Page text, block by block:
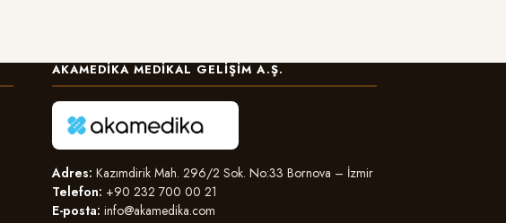
AKAMEDIKA MEDIKAL GELIŞIM A.Ş.
Adres: Kazımdirik Mah. 296/2 Sok. No:33 Bornova – İzmir
Telefon: +90 232 700 00 21
E-posta: info@akamedika.com